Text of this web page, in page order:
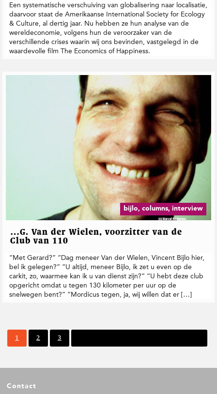
Een systematische verschuiving van globalisering naar localisatie,
daarvoor staat de Amerikaanse International Society for Ecology
& Culture, al dertig jaar. Nu hebben ze hun analyse van de
wereldeconomie, volgens hun de veroorzaker van de
verschillende crises waarin wij ons bevinden, vastgelegd in de
waardevolle film The Economics of Happiness.
bijlo, columns, interview
…G. Van der Wielen, voorzitter van de
Club van 110
“Met Gerard?” “Dag meneer Van der Wielen, Vincent Bijlo hier,
bel ik gelegen?” “U altijd, meneer Bijlo, ik zet u even op de
carkit, zo, waarmee kan ik u van dienst zijn?” “U hebt deze club
opgericht omdat u tegen 130 kilometer per uur op de
snelwegen bent?” “Mordicus tegen, ja, wij willen dat er […]
P
a
a
1
P
a
2
P
a
3
oContact